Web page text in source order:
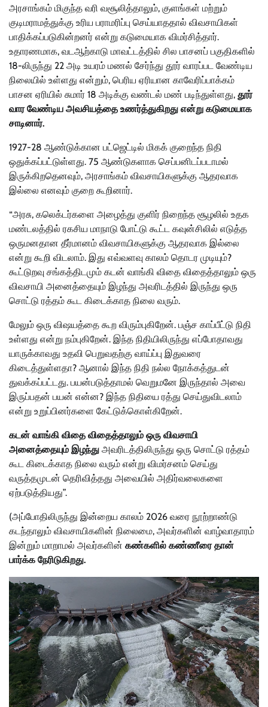
அரசாங்கம் மிகுந்த வரி வசூலித்தாலும், குளங்கள் மற்றும்
குடிமராமத்துக்கு உரிய பராமரிப்பு செய்யாததால் விவசாயிகள்
பாதிக்கப்படுகின்றனர் என்று கடுமையாக விமர்சித்தார்.
உதாரணமாக, வடஆற்காடு மாவட்டத்தில் சில பாசனப் பகுதிகளில்
18-லிருந்து 22 அடி உயரம் மணல் சேர்ந்து தூர் வாரப்பட வேண்டிய
நிலையில் உள்ளது என்றும், பெரிய ஏரியான காவேரிப்பாக்கம்
பாசன ஏரியில் சுமார் 18 அடிக்கு வண்டல் மண் படிந்துள்ளது, தூர்
வார வேண்டிய அவசியத்தை உணர்த்துகிறது என்று கடுமையாக
சாடினார்.
1927-28 ஆண்டுக்கான பட்ஜெட்டில் மிகக் குறைந்த நிதி
ஒதுக்கப்பட்டுள்ளது. 75 ஆண்டுகளாக செப்பனிடப்படாமல்
இருக்கிறதெனவும், அரசாங்கம் விவசாயிகளுக்கு ஆதரவாக
இல்லை எனவும் குறை கூறினார்.
“அரசு, கலெக்டர்களை அழைத்து குளிர் நிறைந்த சூழலில் உதக
மண்டலத்தில் ரகசிய மாநாடு போட்டு கூட்ட கவுன்சிலில் எடுத்த
ஒருமனதான தீர்மானம் விவசாயிகளுக்கு ஆதரவாக இல்லை
என்று கூறி விடலாம். இது எவ்வளவு காலம் தொடர முடியும்?
கூட்டுறவு சங்கத்திடமும் கடன் வாங்கி விதை விதைத்தாலும் ஒரு
விவசாயி அனைத்தையும் இழந்து அவரிடத்தில் இருந்து ஒரு
சொட்டு ரத்தம் கூட கிடைக்காத நிலை வரும்.
மேலும் ஒரு விஷயத்தை கூற விரும்புகிறேன். பஞ்ச காப்பீட்டு நிதி
உள்ளது என்று நம்புகிறேன். இந்த நிதியிலிருந்து எப்போதாவது
யாருக்காவது உதவி பெறுவதற்கு வாய்ப்பு இதுவரை
கிடைத்துள்ளதா? ஆனால் இந்த நிதி நல்ல நோக்கத்துடன்
துவக்கப்பட்டது. பயன்படுத்தாமல் வெறுமனே இருந்தால் அவை
இருப்பதன் பயன் என்ன? இந்த நிதியை ரத்து செய்துவிடலாம்
என்று உறுப்பினர்களை கேட்டுக்கொள்கிறேன்.
கடன் வாங்கி விதை விதைத்தாலும் ஒரு விவசாயி
அனைத்தையும் இழந்து அவரிடத்திலிருந்து ஒரு சொட்டு ரத்தம்
கூட கிடைக்காத நிலை வரும் என்று விமர்சனம் செய்து
வருத்தமுடன் தெரிவித்தது அவையில் அதிர்வலைகளை
ஏற்படுத்தியது”.
(அப்போதிலிருந்து இன்றைய காலம் 2026 வரை நூற்றாண்டு
கடந்தாலும் விவசாயிகளின் நிலைமை, அவர்களின் வாழ்வாதாரம்
இன்றும் மாறாமல் அவர்களின் கண்களில் கண்ணீரை தான்
பார்க்க நேரிடுகிறது.